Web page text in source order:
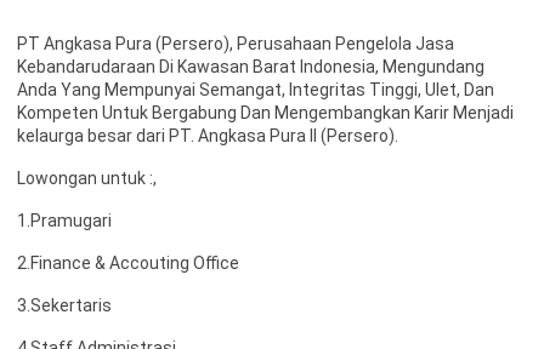
PT Angkasa Pura (Persero), Perusahaan Pengelola Jasa
Kebandarudaraan Di Kawasan Barat Indonesia, Mengundang
Anda Yang Mempunyai Semangat, Integritas Tinggi, Ulet, Dan
Kompeten Untuk Bergabung Dan Mengembangkan Karir Menjadi
kelaurga besar dari PT. Angkasa Pura II (Persero).
Lowongan untuk :,
1.Pramugari
2.Finance & Accouting Office
3.Sekertaris